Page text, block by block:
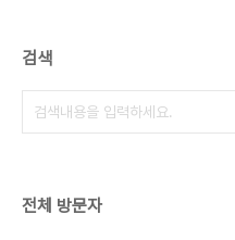
검색
전체 방문자